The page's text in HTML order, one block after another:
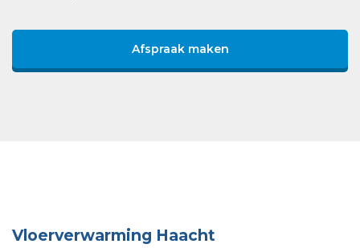
Afspraak maken
Vloerverwarming Haacht